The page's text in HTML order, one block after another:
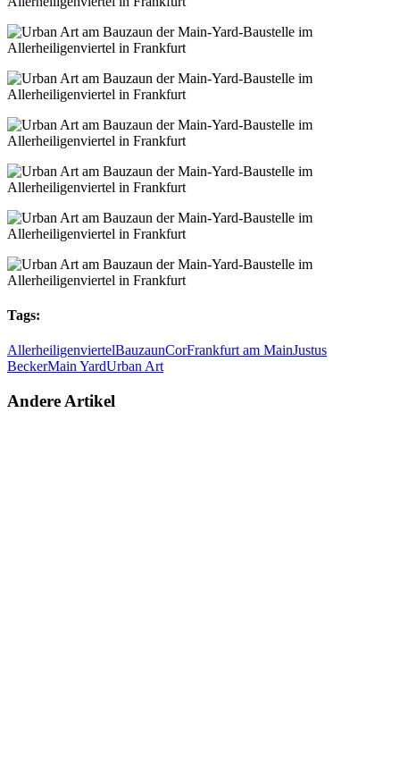
Tags:
AllerheiligenviertelBauzaunCorFrankfurt am MainJustus
BeckerMain YardUrban Art
Andere Artikel